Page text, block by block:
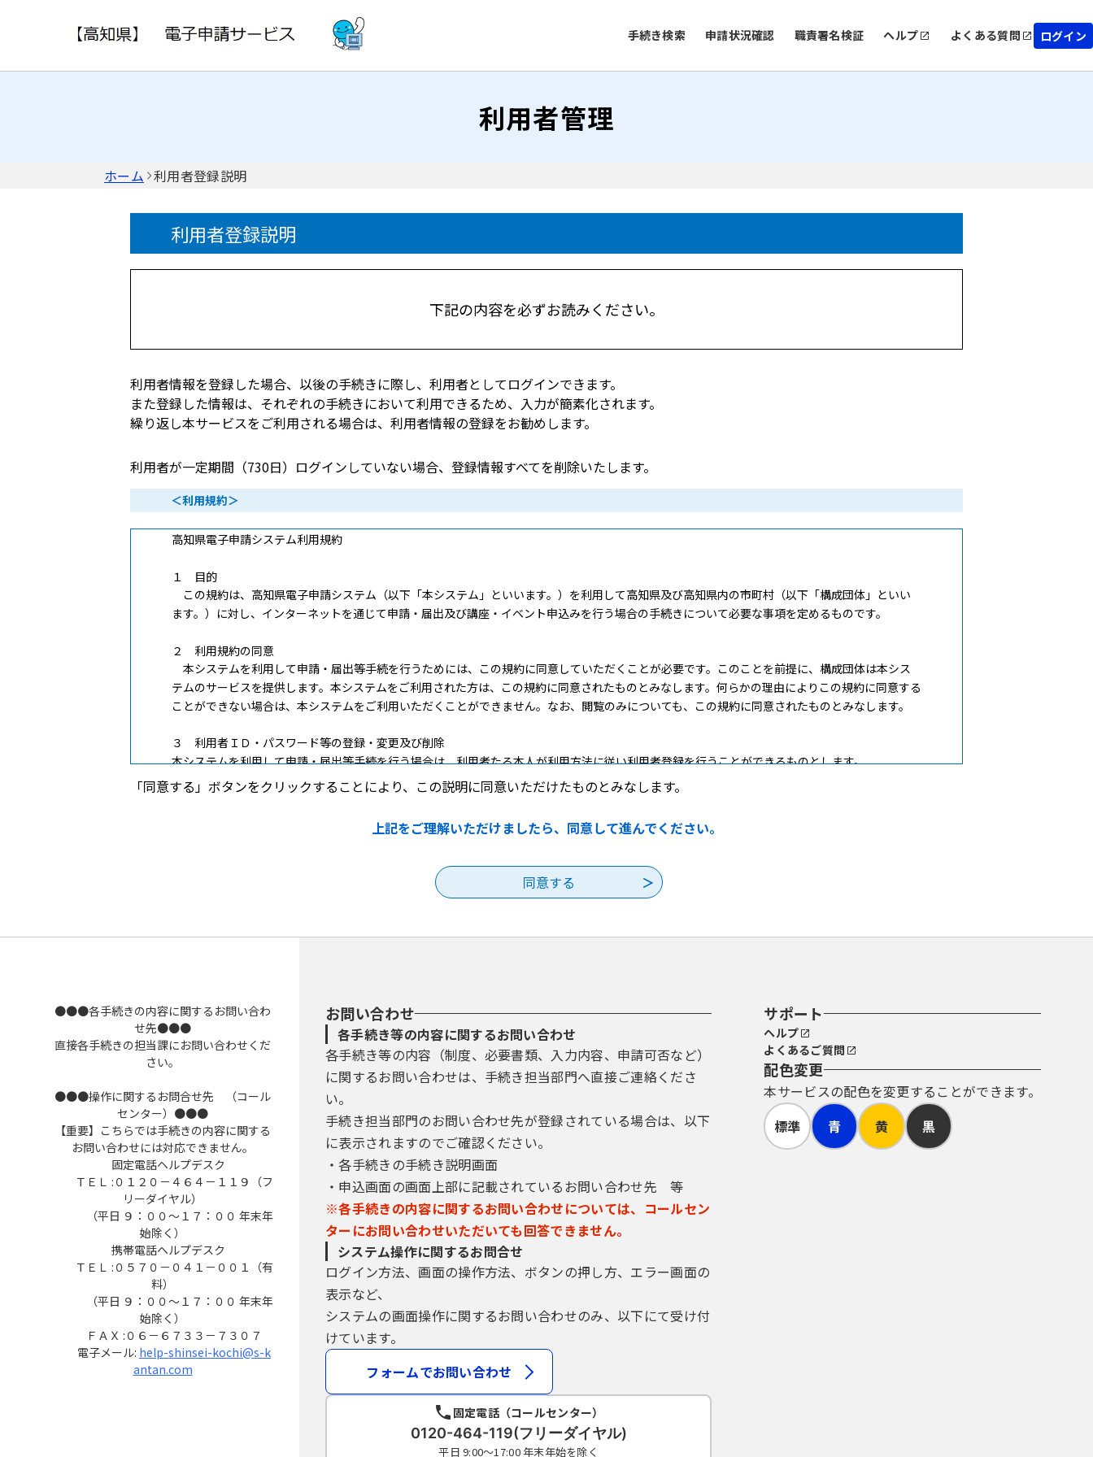
手続き検索 申請状況確認 職責署名検証 ヘルプ よくある質問 ログイン
利用者管理
ホーム 利用者登録説明
利用者登録説明
下記の内容を必ずお読みください。
利用者情報を登録した場合、以後の手続きに際し、利用者としてログインできます。
また登録した情報は、それぞれの手続きにおいて利用できるため、入力が簡素化されます。
繰り返し本サービスをご利用される場合は、利用者情報の登録をお勧めします。
利用者が一定期間（730日）ログインしていない場合、登録情報すべてを削除いたします。
＜利用規約＞
高知県電子申請システム利用規約
１ 目的
この規約は、高知県電子申請システム（以下「本システム」といいます。）を利用して高知県及び高知県内の市町村（以下「構成団体」といい
ます。）に対し、インターネットを通じて申請・届出及び講座・イベント申込みを行う場合の手続きについて必要な事項を定めるものです。
２ 利用規約の同意
本システムを利用して申請・届出等手続を行うためには、この規約に同意していただくことが必要です。このことを前提に、構成団体は本シス
テムのサービスを提供します。本システムをご利用された方は、この規約に同意されたものとみなします。何らかの理由によりこの規約に同意する
ことができない場合は、本システムをご利用いただくことができません。なお、閲覧のみについても、この規約に同意されたものとみなします。
３ 利用者ＩＤ・パスワード等の登録・変更及び削除
本システムを利用して申請・届出等手続を行う場合は、利用者たる本人が利用方法に従い利用者登録を行うことができるものとします。
（１）利用者登録を行う際は、利用者ＩＤ、パスワード、氏名、住所、その他の
必要な事項を本システム上で登録してください。
利用者は、メールに記載されているＵＲＬにアクセスすることで、本登録
４ 利用者ＩＤ・パスワード等の管理
利用者登録により事前に登録される利用者ＩＤ、パスワード又は申請データの送信時に画面上で通知する整理番号及びパスワード（申請データ
用）は、利用者のデータの保護に不可欠なものです。利用者は、次の事項をご確認ください。
（１）利用者ＩＤ、パスワード、整理番号及びパスワード（申請データ用）は、
他者に知られないように管理してください。
（２）他者からのパスワード等の照会には応じないでください。
（３）安全性をより高めるため、パスワードは、定期的に変更してください。
（４）利用者ＩＤ、パスワードは、再発行しません。なお、利用者ＩＤ、パスワ
ードを紛失し、盗難に遭い、又は不正使用されたことが分かったときは、
速やかに問い合わせ先に連絡し、その指示に従ってください。
（５）利用者ＩＤ及びパスワードについては、特に有効期限は設けないものとし
ますが、利用者ＩＤ及びパスワードの利用が３年間行われない場合は、構
成団体の職権において抹消することができるものとします。
（６）構成団体は、利用者ＩＤ及びパスワード、整理番号及びパスワード（申請
データ用）を使用して行われた手続きについては、本人がこれを行ったも
のとみなします。
５ 電子証明書の取得・管理
（１）利用者が、システムを利用して申請･届出等の手続を行う場合に、電子的な署名（以下「電子署名」といいます。）を必要とするものがあり
ます。電子署名が必要な手続については、自ら電子証明書を取得して、申請･届出等のデータに署名を付けて申請するものとします。
（２）（１）の電子署名を利用する場合、利用環境の準備、電子証明書のインス
トール及びそれらの利用に関しては、利用者の責任と費用において行う
（３）利用者は、自らの責任において電子証明書を厳重に管理するものとし、漏
「同意する」ボタンをクリックすることにより、この説明に同意いただけたものとみなします。
上記をご理解いただけましたら、同意して進んでください。
●●●各手続きの内容に関するお問い合わ
せ先●●●
直接各手続きの担当課にお問い合わせくだ
さい。
●●●操作に関するお問合せ先 （コール
センター）●●●
【重要】こちらでは手続きの内容に関する
お問い合わせには対応できません。
固定電話ヘルプデスク
ＴＥＬ :０１２０－４６４－１１９（フ
リーダイヤル）
（平日 ９：００～１７：００ 年末年
始除く）
携帯電話ヘルプデスク
ＴＥＬ :０５７０－０４１－００１（有
料）
（平日 ９：００～１７：００ 年末年
始除く）
ＦＡＸ :０６－６７３３－７３０７
電子メール: help-shinsei-kochi@s-k
antan.com
お問い合わせ
各手続き等の内容に関するお問い合わせ
各手続き等の内容（制度、必要書類、入力内容、申請可否など）
に関するお問い合わせは、手続き担当部門へ直接ご連絡くださ
い。
手続き担当部門のお問い合わせ先が登録されている場合は、以下
に表示されますのでご確認ください。
・各手続きの手続き説明画面
・申込画面の画面上部に記載されているお問い合わせ先 等
※各手続きの内容に関するお問い合わせについては、コールセン
ターにお問い合わせいただいても回答できません。
システム操作に関するお問合せ
ログイン方法、画面の操作方法、ボタンの押し方、エラー画面の
表示など、
システムの画面操作に関するお問い合わせのみ、以下にて受け付
けています。
フォームでお問い合わせ
固定電話（コールセンター）
0120-464-119(フリーダイヤル)
平日 9:00～17:00 年末年始を除く
サポート
ヘルプ
よくあるご質問
配色変更
本サービスの配色を変更することができます。
標準
青 黄 黒